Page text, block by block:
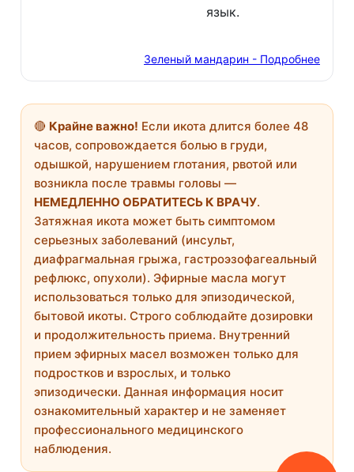
язык.
Зеленый мандарин - Подробнее
🔴 Крайне важно! Если икота длится более 48
часов, сопровождается болью в груди,
одышкой, нарушением глотания, рвотой или
возникла после травмы головы —
НЕМЕДЛЕННО ОБРАТИТЕСЬ К ВРАЧУ.
Затяжная икота может быть симптомом
серьезных заболеваний (инсульт,
диафрагмальная грыжа, гастроэзофагеальный
рефлюкс, опухоли). Эфирные масла могут
использоваться только для эпизодической,
бытовой икоты. Строго соблюдайте дозировки
и продолжительность приема. Внутренний
прием эфирных масел возможен только для
подростков и взрослых, и только
эпизодически. Данная информация носит
ознакомительный характер и не заменяет
профессионального медицинского
наблюдения.